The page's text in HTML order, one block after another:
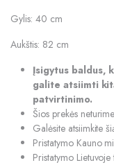
Gylis: 40 cm
Aukštis: 82 cm
Įsigytus baldus,
galite atsiimti
patvirtinimo.
Šios prekės
Galėsite atsiimkite
Pristatymo Kauno
Pristatymo